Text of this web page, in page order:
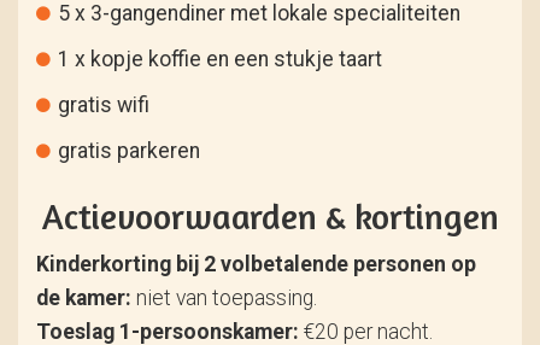
5 x 3-gangendiner met lokale specialiteiten
1 x kopje koffie en een stukje taart
gratis wifi
gratis parkeren
Actievoorwaarden & kortingen
Kinderkorting bij 2 volbetalende personen op
de kamer: niet van toepassing.
Toeslag 1-persoonskamer: €20 per nacht.